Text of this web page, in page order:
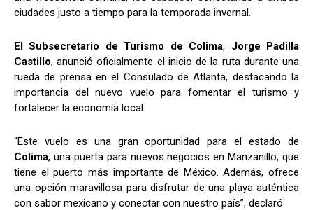
ciudades justo a tiempo para la temporada invernal.
El Subsecretario de Turismo de Colima, Jorge Padilla
Castillo, anunció oficialmente el inicio de la ruta durante una
rueda de prensa en el Consulado de Atlanta, destacando la
importancia del nuevo vuelo para fomentar el turismo y
fortalecer la economía local.
“Este vuelo es una gran oportunidad para el estado de
Colima, una puerta para nuevos negocios en Manzanillo, que
tiene el puerto más importante de México. Además, ofrece
una opción maravillosa para disfrutar de una playa auténtica
con sabor mexicano y conectar con nuestro país”, declaró.